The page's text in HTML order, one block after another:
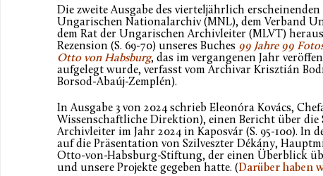
Die zweite Ausgabe des vierteljährlich erscheinenden
Ungarischen Nationalarchiv (MNL), dem Verband
dem Rat der Ungarischen Archivleiter (MLVT)
Rezension (S. 69-70) unseres Buches 99 Jahre 99
Otto von Habsburg, das im vergangenen Jahr
aufgelegt wurde, verfasst vom Archivar Krisztián
Borsod-Abaúj-Zemplén).
In Ausgabe 3 von 2024 schrieb Eleonóra Kovács,
Wissenschaftliche Direktion), einen Bericht über die
Archivleiter im Jahr 2024 in Kaposvár (S. 95-100). In
auf die Präsentation von Szilveszter Dékány,
Otto-von-Habsburg-Stiftung, der einen Überblick
und unsere Projekte gegeben hatte. (Darüber haben